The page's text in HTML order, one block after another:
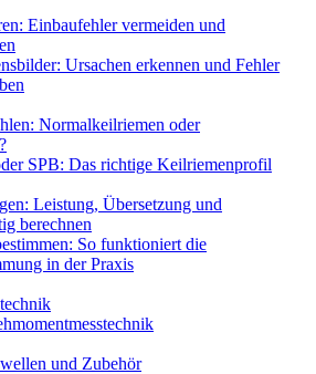
Einbaufehler vermeiden und
Ursachen erkennen und Fehler
Normalkeilriemen oder
SPB: Das richtige Keilriemenprofil
Leistung, Übersetzung und
berechnen
So funktioniert die
in der Praxis
und Zubehör